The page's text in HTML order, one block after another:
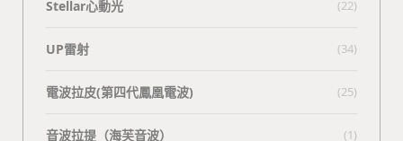
Stellar心動光 (22)
UP雷射 (34)
電波拉皮(第四代鳳凰電波) (25)
⾳波拉提（海芙⾳波） (1)